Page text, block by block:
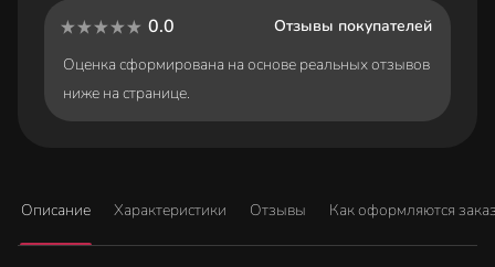
баллами.
поколение для видеоигр.
*Меню параметров и руководство доступны на японском,
0.0
Отзывы покупателей
Оценка сформирована на основе реальных отзывов
ниже на странице.
Описание Характеристики Отзывы Как оформляются